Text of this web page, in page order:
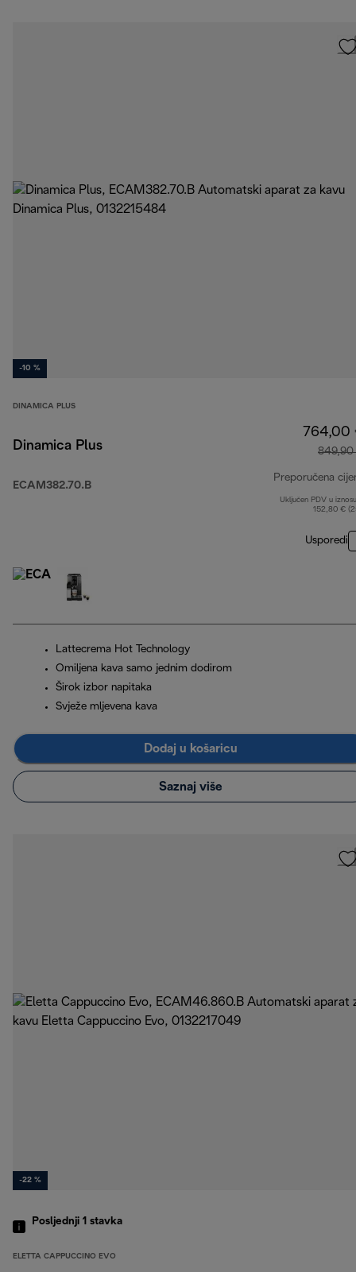
-10 %
DINAMICA PLUS
Dinamica Plus
ECAM382.70.B
764,00
Preporučena
Uključen PDV u
152,80 €
Usporedi
Lattecrema Hot Technology
Omiljena kava samo jednim dodirom
Širok izbor napitaka
Svježe mljevena kava
Dodaj u košaricu
Saznaj više
-22 %
Posljednji 1 stavka
ELETTA CAPPUCCINO EVO